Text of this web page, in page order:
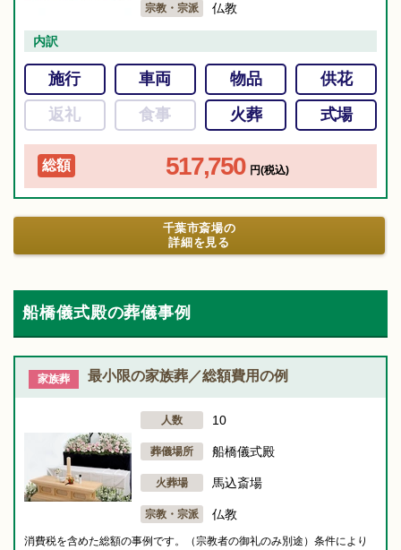
宗教・宗派 仏教
内訳
施行 車両 物品
供花
返礼
食事 火葬 式場
総額 517,750 円(税込)
千葉市斎場の
詳細を見る
船橋儀式殿の葬儀事例
家族葬 最小限の家族葬／総額費用の例
人数 10
葬儀場所 船橋儀式殿
火葬場 馬込斎場
宗教・宗派 仏教
消費税を含めた総額の事例です。（宗教者の御礼のみ別途）条件により